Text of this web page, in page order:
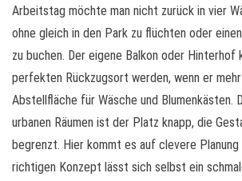
Arbeitstag möchte man nicht zurück in vier
ohne gleich in den Park zu flüchten oder
zu buchen. Der eigene Balkon oder Hinterhof
perfekten Rückzugsort werden, wenn er
Abstellfläche für Wäsche und Blumenkästen.
urbanen Räumen ist der Platz knapp, die
begrenzt. Hier kommt es auf clevere Planung
richtigen Konzept lässt sich selbst ein